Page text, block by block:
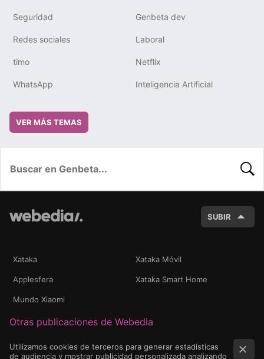
Seguridad Genbeta dev
Redes sociales Laboral
timo Netflix
WhatsApp Inteligencia Artificial
VER MÁS TEMAS
SUBIR
Xataka Xataka Móvil
Applesfera Xataka Smart Home
Mundo Xiaomi
Otras publicaciones de Webedia
Utilizamos cookies de terceros para generar estadísticas
de audiencia y mostrar publicidad personalizada analizando